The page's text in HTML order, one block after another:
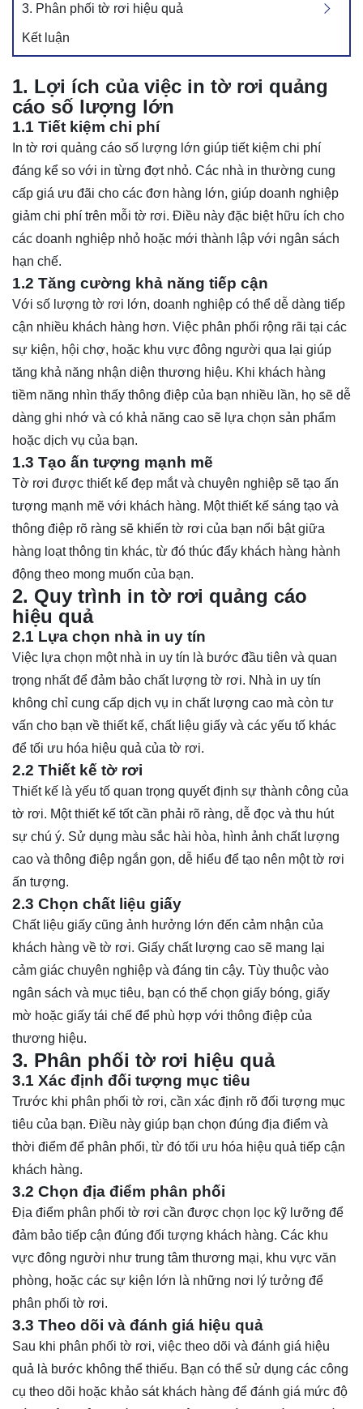
3. Phân phối tờ rơi hiệu quả
Kết luận
1. Lợi ích của việc in tờ rơi quảng
cáo số lượng lớn
1.1 Tiết kiệm chi phí
In tờ rơi quảng cáo số lượng lớn giúp tiết kiệm chi phí
đáng kể so với in từng đợt nhỏ. Các nhà in thường cung
cấp giá ưu đãi cho các đơn hàng lớn, giúp doanh nghiệp
giảm chi phí trên mỗi tờ rơi. Điều này đặc biệt hữu ích cho
các doanh nghiệp nhỏ hoặc mới thành lập với ngân sách
hạn chế.
1.2 Tăng cường khả năng tiếp cận
Với số lượng tờ rơi lớn, doanh nghiệp có thể dễ dàng tiếp
cận nhiều khách hàng hơn. Việc phân phối rộng rãi tại các
sự kiện, hội chợ, hoặc khu vực đông người qua lại giúp
tăng khả năng nhận diện thương hiệu. Khi khách hàng
tiềm năng nhìn thấy thông điệp của bạn nhiều lần, họ sẽ dễ
dàng ghi nhớ và có khả năng cao sẽ lựa chọn sản phẩm
hoặc dịch vụ của bạn.
1.3 Tạo ấn tượng mạnh mẽ
Tờ rơi được thiết kế đẹp mắt và chuyên nghiệp sẽ tạo ấn
tượng mạnh mẽ với khách hàng. Một thiết kế sáng tạo và
thông điệp rõ ràng sẽ khiến tờ rơi của bạn nổi bật giữa
hàng loạt thông tin khác, từ đó thúc đẩy khách hàng hành
động theo mong muốn của bạn.
2. Quy trình in tờ rơi quảng cáo
hiệu quả
2.1 Lựa chọn nhà in uy tín
Việc lựa chọn một nhà in uy tín là bước đầu tiên và quan
trọng nhất để đảm bảo chất lượng tờ rơi. Nhà in uy tín
không chỉ cung cấp dịch vụ in chất lượng cao mà còn tư
vấn cho bạn về thiết kế, chất liệu giấy và các yếu tố khác
để tối ưu hóa hiệu quả của tờ rơi.
2.2 Thiết kế tờ rơi
Thiết kế là yếu tố quan trọng quyết định sự thành công của
tờ rơi. Một thiết kế tốt cần phải rõ ràng, dễ đọc và thu hút
sự chú ý. Sử dụng màu sắc hài hòa, hình ảnh chất lượng
cao và thông điệp ngắn gọn, dễ hiểu để tạo nên một tờ rơi
ấn tượng.
2.3 Chọn chất liệu giấy
Chất liệu giấy cũng ảnh hưởng lớn đến cảm nhận của
khách hàng về tờ rơi. Giấy chất lượng cao sẽ mang lại
cảm giác chuyên nghiệp và đáng tin cậy. Tùy thuộc vào
ngân sách và mục tiêu, bạn có thể chọn giấy bóng, giấy
mờ hoặc giấy tái chế để phù hợp với thông điệp của
thương hiệu.
3. Phân phối tờ rơi hiệu quả
3.1 Xác định đối tượng mục tiêu
Trước khi phân phối tờ rơi, cần xác định rõ đối tượng mục
tiêu của bạn. Điều này giúp bạn chọn đúng địa điểm và
thời điểm để phân phối, từ đó tối ưu hóa hiệu quả tiếp cận
khách hàng.
3.2 Chọn địa điểm phân phối
Địa điểm phân phối tờ rơi cần được chọn lọc kỹ lưỡng để
đảm bảo tiếp cận đúng đối tượng khách hàng. Các khu
vực đông người như trung tâm thương mại, khu vực văn
phòng, hoặc các sự kiện lớn là những nơi lý tưởng để
phân phối tờ rơi.
3.3 Theo dõi và đánh giá hiệu quả
Sau khi phân phối tờ rơi, việc theo dõi và đánh giá hiệu
quả là bước không thể thiếu. Bạn có thể sử dụng các công
cụ theo dõi hoặc khảo sát khách hàng để đánh giá mức độ